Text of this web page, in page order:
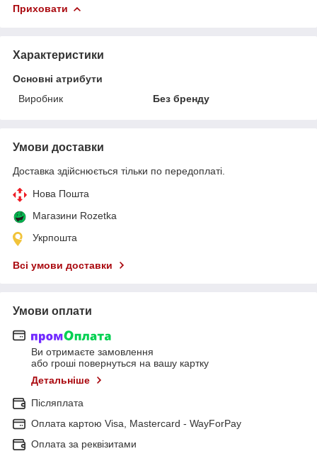
Приховати
Характеристики
Основні атрибути
Виробник
Без бренду
Умови доставки
Доставка здійснюється тільки по передоплаті.
Нова Пошта
Магазини Rozetka
Укрпошта
Всі умови доставки
Умови оплати
Ви отримаєте замовлення
або гроші повернуться на вашу картку
Детальніше
Післяплата
Оплата картою Visa, Mastercard - WayForPay
Оплата за реквізитами